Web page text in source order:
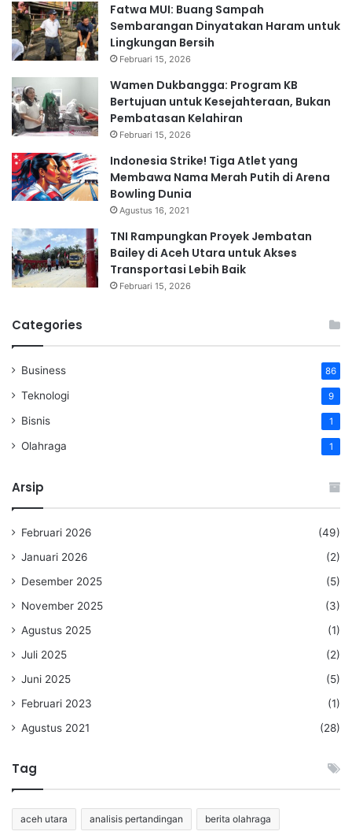
Fatwa MUI: Buang Sampah
Sembarangan Dinyatakan Haram untuk
Lingkungan Bersih
Februari 15, 2026
Wamen Dukbangga: Program KB
Bertujuan untuk Kesejahteraan, Bukan
Pembatasan Kelahiran
Februari 15, 2026
Indonesia Strike! Tiga Atlet yang
Membawa Nama Merah Putih di Arena
Bowling Dunia
Agustus 16, 2021
TNI Rampungkan Proyek Jembatan
Bailey di Aceh Utara untuk Akses
Transportasi Lebih Baik
Februari 15, 2026
Categories
Business 86
Teknologi 9
Bisnis 1
Olahraga 1
Arsip
Februari 2026
(49)
Januari 2026
(2)
Desember 2025
(5)
November 2025
(3)
Agustus 2025
(1)
Juli 2025
(2)
Juni 2025
(5)
Februari 2023
(1)
Agustus 2021
(28)
Tag
aceh utara analisis pertandingan berita olahraga